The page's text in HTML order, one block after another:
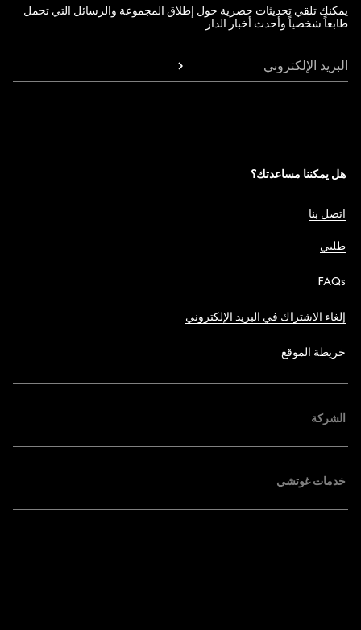
يمكنك تلقي تحديثات حصرية حول إطلاق المجموعة والرسائل التي تحمل
طابعاً شخصياً وأحدث أخبار الدار.
البريد الإلكتروني
هل يمكننا مساعدتك؟
اتصل بنا
طلبي
FAQs
إلغاء الاشتراك في البريد الإلكتروني
خريطة الموقع
الشركة
خدمات غوتشي